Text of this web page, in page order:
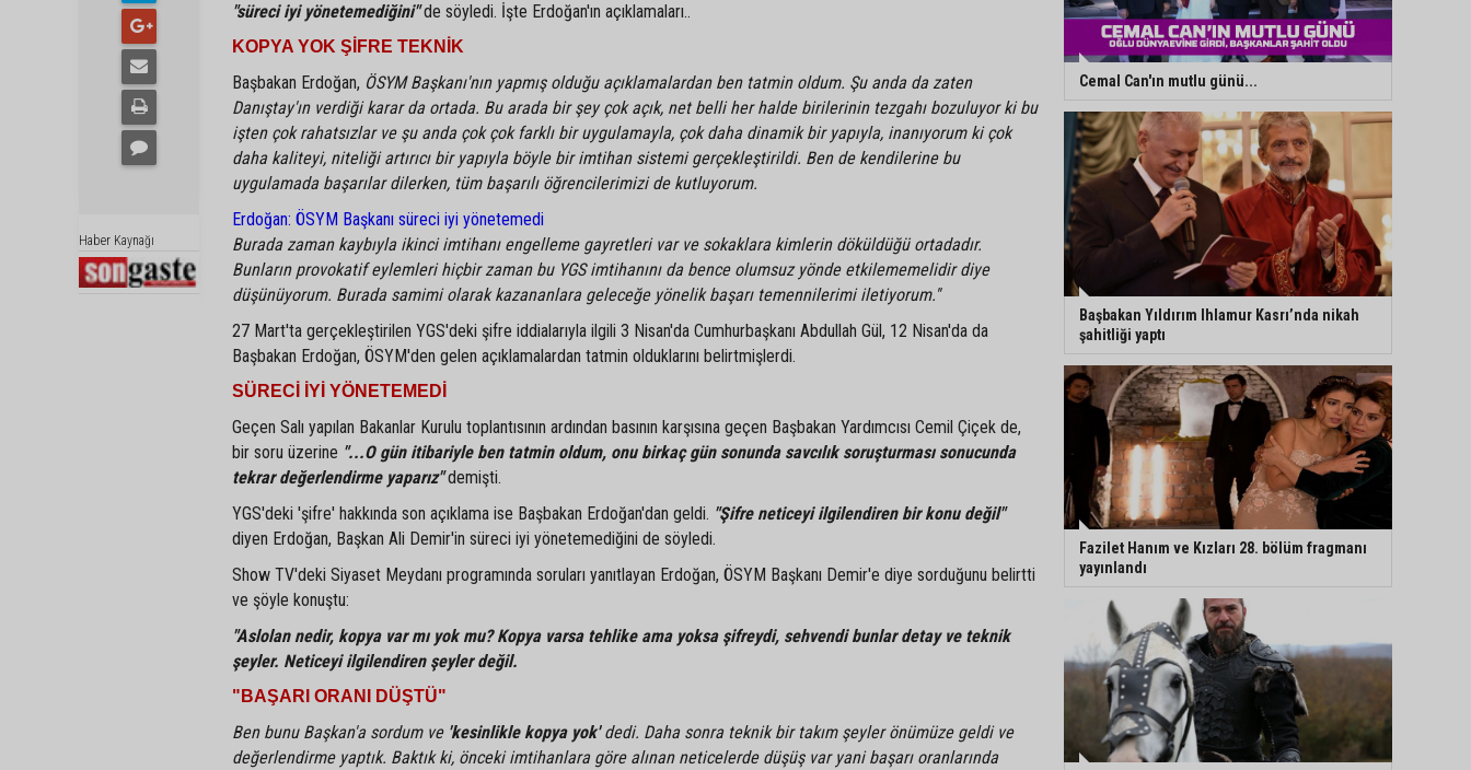
Haber Kaynağı
"süreci iyi yönetemediğini"de söyledi. İşte Erdoğan'ın açıklamaları..
KOPYA YOK ŞİFRE TEKNİK
Başbakan Erdoğan, ÖSYM Başkanı'nın yapmış olduğu açıklamalardan ben tatmin oldum. Şu anda da zaten
Danıştay'ın verdiği karar da ortada. Bu arada bir şey çok açık, net belli her halde birilerinin tezgahı bozuluyor ki bu
işten çok rahatsızlar ve şu anda çok çok farklı bir uygulamayla, çok daha dinamik bir yapıyla, inanıyorum ki çok
daha kaliteyi, niteliği artırıcı bir yapıyla böyle bir imtihan sistemi gerçekleştirildi. Ben de kendilerine bu
uygulamada başarılar dilerken, tüm başarılı öğrencilerimizi de kutluyorum.
Erdoğan: ÖSYM Başkanı süreci iyi yönetemedi
Burada zaman kaybıyla ikinci imtihanı engelleme gayretleri var ve sokaklara kimlerin döküldüğü ortadadır.
Bunların provokatif eylemleri hiçbir zaman bu YGS imtihanını da bence olumsuz yönde etkilememelidir diye
düşünüyorum. Burada samimi olarak kazananlara geleceğe yönelik başarı temennilerimi iletiyorum.''
27 Mart'ta gerçekleştirilen YGS'deki şifre iddialarıyla ilgili 3 Nisan'da Cumhurbaşkanı Abdullah Gül, 12 Nisan'da da
Başbakan Erdoğan, ÖSYM'den gelen açıklamalardan tatmin olduklarını belirtmişlerdi.
SÜRECİ İYİ YÖNETEMEDİ
Geçen Salı yapılan Bakanlar Kurulu toplantısının ardından basının karşısına geçen Başbakan Yardımcısı Cemil Çiçek de,
bir soru üzerine "...O gün itibariyle ben tatmin oldum, onu birkaç gün sonunda savcılık soruşturması sonucunda
tekrar değerlendirme yaparız"demişti.
YGS'deki 'şifre' hakkında son açıklama ise Başbakan Erdoğan'dan geldi. "Şifre neticeyi ilgilendiren bir konu değil"
diyen Erdoğan, Başkan Ali Demir'in süreci iyi yönetemediğini de söyledi.
Show TV'deki Siyaset Meydanı programında soruları yanıtlayan Erdoğan, ÖSYM Başkanı Demir'e diye sorduğunu belirtti
ve şöyle konuştu:
"Aslolan nedir, kopya var mı yok mu? Kopya varsa tehlike ama yoksa şifreydi, sehvendi bunlar detay ve teknik
şeyler. Neticeyi ilgilendiren şeyler değil.
"BAŞARI ORANI DÜŞTÜ"
Ben bunu Başkan'a sordum ve 'kesinlikle kopya yok'dedi. Daha sonra teknik bir takım şeyler önümüze geldi ve
değerlendirme yaptık. Baktık ki, önceki imtihanlara göre alınan neticelerde düşüş var yani başarı oranlarında
Cemal Can'ın mutlu günü...
Başbakan Yıldırım Ihlamur Kasrı’nda nikah
şahitliği yaptı
Fazilet Hanım ve Kızları 28. bölüm fragmanı
yayınlandı